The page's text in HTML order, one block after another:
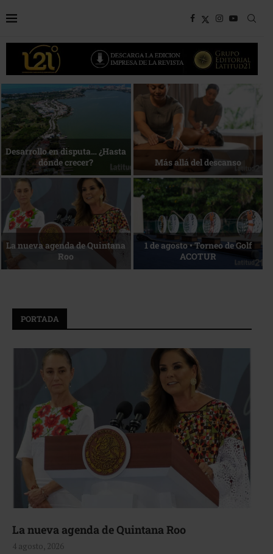
Bottega, un viaje servido a la
mesa
Energía que Impulsa la
competitividad
Reconocimiento de viajeros La esencia del servicio
PORTADA
La nueva agenda de Quintana Roo
4 agosto, 2026